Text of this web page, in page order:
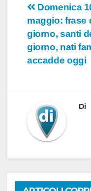
articoli
Domenica
maggio: frase
giorno, santi
giorno, nati
accadde oggi
Di